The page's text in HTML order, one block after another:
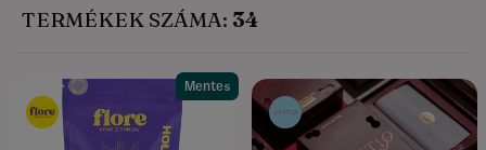
TERMÉKEK SZÁMA: 34
Mentes